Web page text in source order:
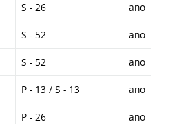
S - 26 ano
S - 52 ano
S - 52 ano
P - 13 / S - 13 ano
P - 26 ano